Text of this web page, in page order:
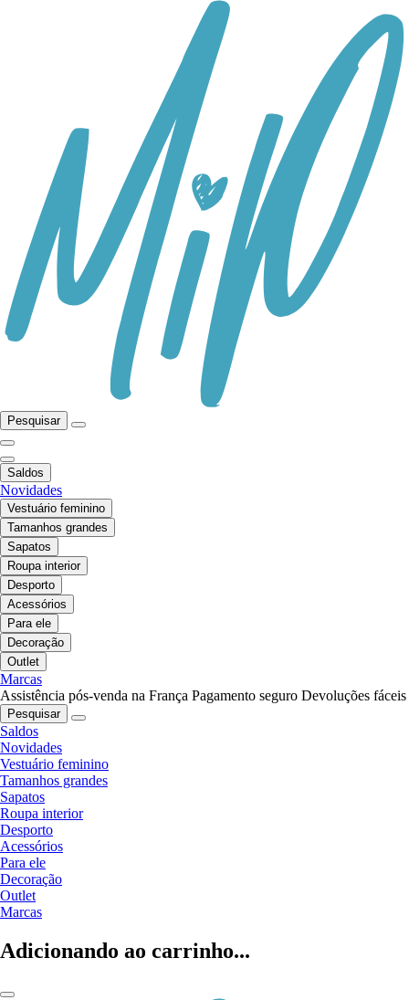
Pesquisar
Saldos
Novidades
Vestuário feminino
Tamanhos grandes
Sapatos
Roupa interior
Desporto
Acessórios
Para ele
Decoração
Outlet
Marcas
Assistência pós-venda na França Pagamento seguro Devoluções fáceis
Pesquisar
Saldos
Novidades
Vestuário feminino
Tamanhos grandes
Sapatos
Roupa interior
Desporto
Acessórios
Para ele
Decoração
Outlet
Marcas
Adicionando ao carrinho...